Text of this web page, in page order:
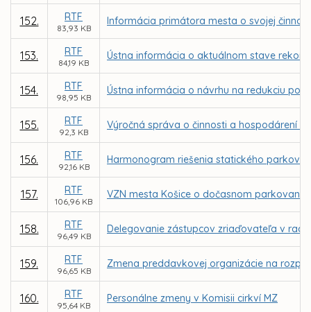
152. RTF
83,93 KB
Informácia primátora mesta o svojej
153. RTF
84,19 KB
Ústna informácia o aktuálnom stave
154. RTF
98,95 KB
Ústna informácia o návrhu na redukciu
155. RTF
92,3 KB
Výročná správa o činnosti a hospodárení
156. RTF
92,16 KB
Harmonogram riešenia statického
157. RTF
106,96 KB
VZN mesta Košice o dočasnom parkovaní
158. RTF
96,49 KB
Delegovanie zástupcov zriaďovateľa v
159. RTF
96,65 KB
Zmena preddavkovej organizácie na
160. RTF
95,64 KB
Personálne zmeny v Komisii cirkví MZ